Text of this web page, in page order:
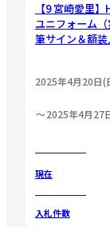
【9 宮崎愛里
ユニフォーム
筆サイン＆額装
2025年4月20日(
2025年4月27
現在
入札件数